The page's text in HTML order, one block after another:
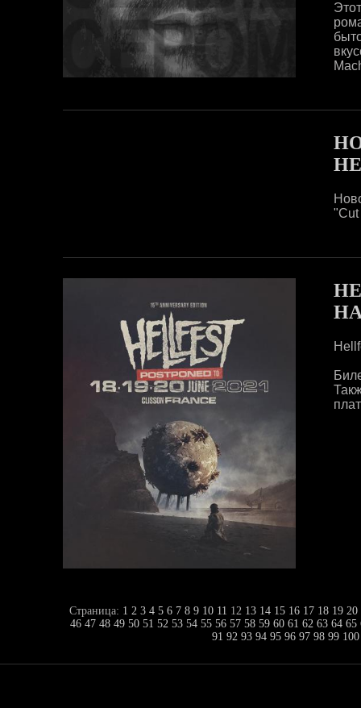
"Cut
НА
Страница: 1 2 3 4 5 6 7 8 9 10 11 12 13 14 15 16 17 18 19 20
46 47 48 49 50 51 52 53 54 55 56 57 58 59 60 61 62 63 64 65
91 92 93 94 95 96 97 98 99 100